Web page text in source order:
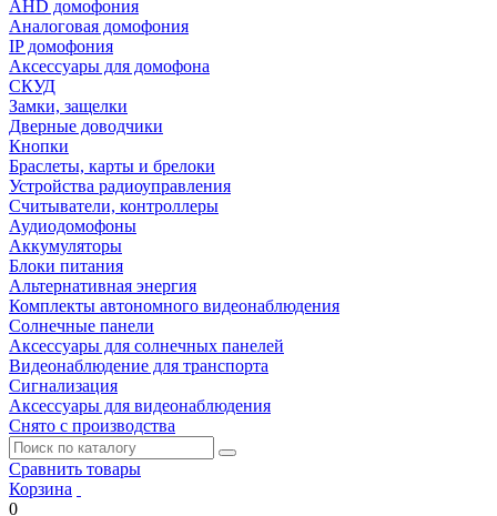
AHD домофония
Аналоговая домофония
IP домофония
Аксессуары для домофона
СКУД
Замки, защелки
Дверные доводчики
Кнопки
Браслеты, карты и брелоки
Устройства радиоуправления
Считыватели, контроллеры
Аудиодомофоны
Аккумуляторы
Блоки питания
Альтернативная энергия
Комплекты автономного видеонаблюдения
Солнечные панели
Аксессуары для солнечных панелей
Видеонаблюдение для транспорта
Сигнализация
Аксессуары для видеонаблюдения
Снято с производства
Сравнить товары
Корзина
0